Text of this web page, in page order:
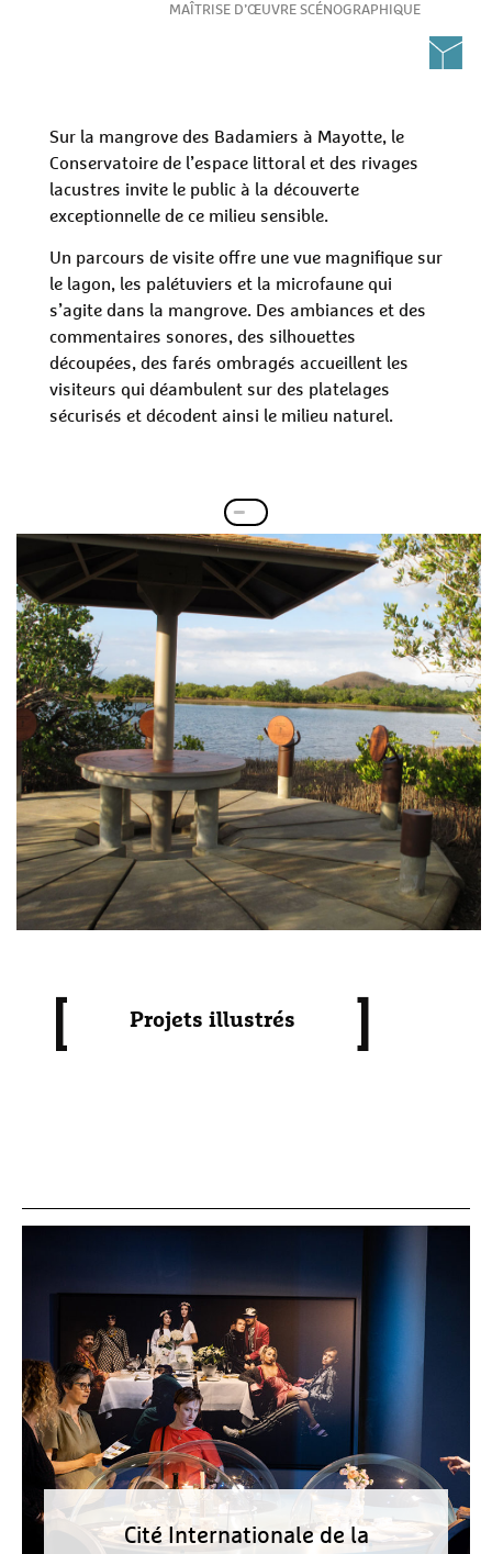
MAÎTRISE D’ŒUVRE SCÉNOGRAPHIQUE
Sur la mangrove des Badamiers à Mayotte, le
Conservatoire de l’espace littoral et des rivages
lacustres invite le public à la découverte
exceptionnelle de ce milieu sensible.
Un parcours de visite offre une vue magnifique sur
le lagon, les palétuviers et la microfaune qui
s’agite dans la mangrove. Des ambiances et des
commentaires sonores, des silhouettes
découpées, des farés ombragés accueillent les
visiteurs qui déambulent sur des platelages
sécurisés et décodent ainsi le milieu naturel.
[ Projets illustrés ]
Cité Internationale de la